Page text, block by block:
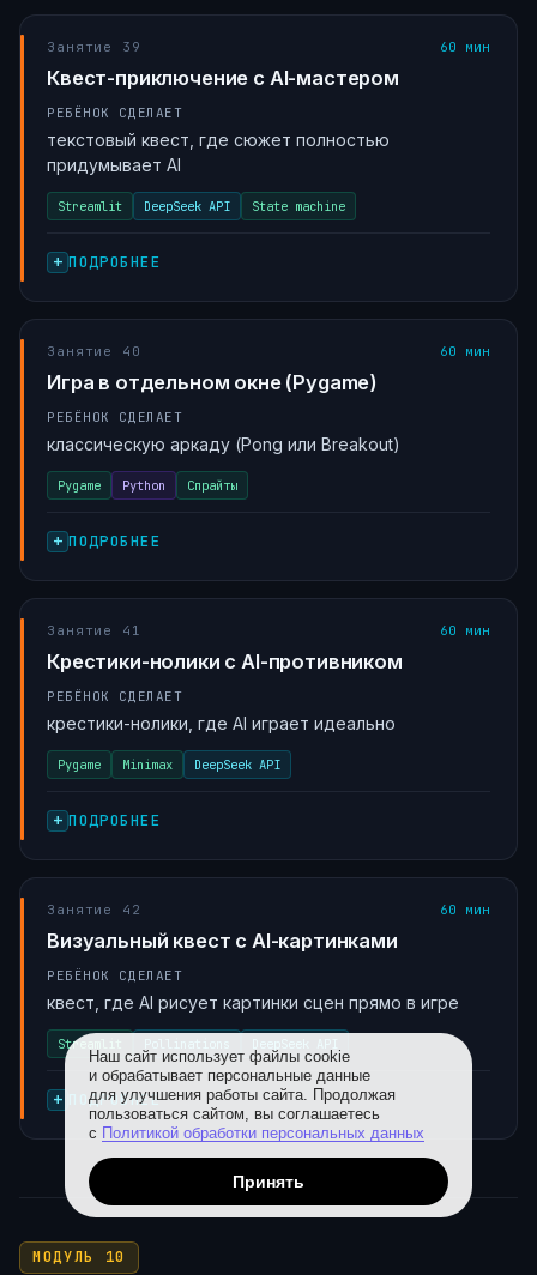
Занятие 39 60 мин
Квест-приключение с AI-мастером
РЕБЁНОК СДЕЛАЕТ
текстовый квест, где сюжет полностью
придумывает AI
Streamlit DeepSeek API State machine
ПОДРОБНЕЕ
Занятие 40 60 мин
Игра в отдельном окне (Pygame)
РЕБЁНОК СДЕЛАЕТ
классическую аркаду (Pong или Breakout)
Pygame Python Спрайты
ПОДРОБНЕЕ
Занятие 41 60 мин
Крестики-нолики с AI-противником
РЕБЁНОК СДЕЛАЕТ
крестики-нолики, где AI играет идеально
Pygame Minimax DeepSeek API
ПОДРОБНЕЕ
Занятие 42 60 мин
Визуальный квест с AI-картинками
РЕБЁНОК СДЕЛАЕТ
квест, где AI рисует картинки сцен прямо в игре
Streamlit
ПОДРОБНЕЕ
МОДУЛЬ 10
Принять
Наш сайт использует файлы cookie
и обрабатывает персональные данные
для улучшения работы сайта. Продолжая
пользоваться сайтом, вы соглашаетесь
с Политикой обработки персональных данных